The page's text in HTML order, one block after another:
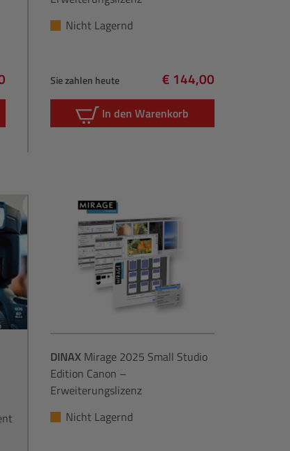
Preis:
Nicht Lagernd
Sie zahlen heute
Regulärer Preis:
€ 144,00
In den Warenkorb
DINAXMirage 2025 Small Studio
Edition Canon –
Erweiterungslizenz
Nicht Lagernd